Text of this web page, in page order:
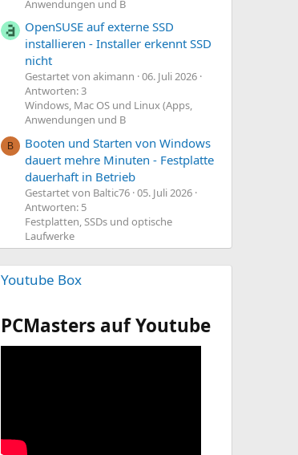
Anwendungen und B
OpenSUSE auf externe SSD
installieren - Installer erkennt SSD
nicht
Gestartet von akimann 06. Juli 2026
Antworten: 3
Windows, Mac OS und Linux (Apps,
Anwendungen und B
B
Booten und Starten von Windows
dauert mehre Minuten - Festplatte
dauerhaft in Betrieb
Gestartet von Baltic76 05. Juli 2026
Antworten: 5
Festplatten, SSDs und optische
Laufwerke
Youtube Box
PCMasters auf Youtube